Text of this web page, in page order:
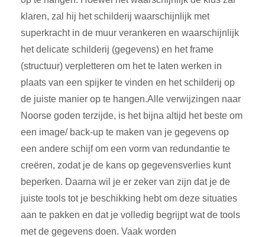
klaren, zal hij het schilderij waarschijnlijk met
superkracht in de muur verankeren en waarschijnlijk
het delicate schilderij (gegevens) en het frame
(structuur) verpletteren om het te laten werken in
plaats van een spijker te vinden en het schilderij op
de juiste manier op te hangen.Alle verwijzingen naar
Noorse goden terzijde, is het bijna altijd het beste om
een image/ back-up te maken van je gegevens op
een andere schijf om een vorm van redundantie te
creëren, zodat je de kans op gegevensverlies kunt
beperken. Daarna wil je er zeker van zijn dat je de
juiste tools tot je beschikking hebt om deze situaties
aan te pakken en dat je volledig begrijpt wat de tools
met de gegevens doen. Vaak worden